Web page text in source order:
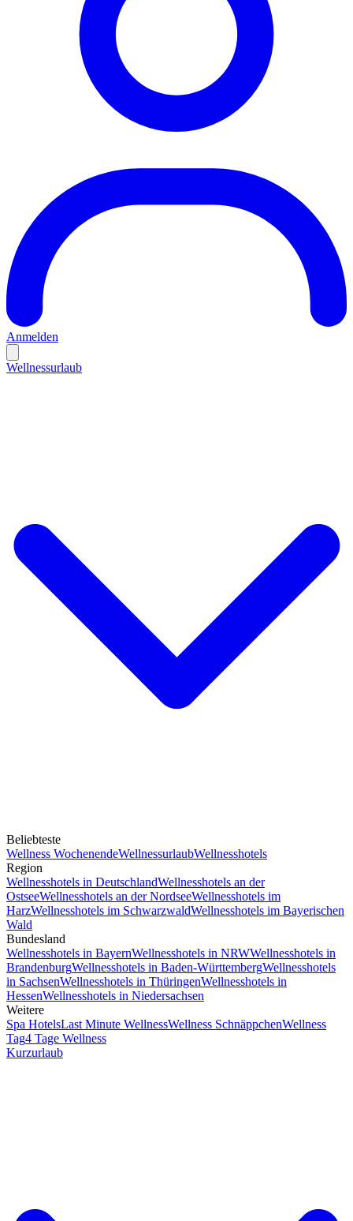
Anmelden
Wellnessurlaub
Beliebteste
Wellness WochenendeWellnessurlaubWellnesshotels
Region
Wellnesshotels in DeutschlandWellnesshotels an der
OstseeWellnesshotels an der NordseeWellnesshotels im
HarzWellnesshotels im SchwarzwaldWellnesshotels im Bayerischen
Wald
Bundesland
Wellnesshotels in BayernWellnesshotels in NRWWellnesshotels in
BrandenburgWellnesshotels in Baden-WürttembergWellnesshotels
in SachsenWellnesshotels in ThüringenWellnesshotels in
HessenWellnesshotels in Niedersachsen
Weitere
Spa HotelsLast Minute WellnessWellness SchnäppchenWellness
Tag4 Tage Wellness
Kurzurlaub